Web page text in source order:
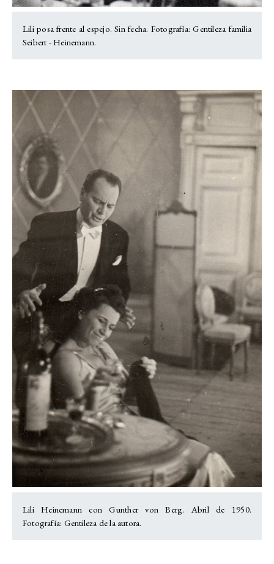
Lili posa frente al espejo. Sin fecha. Fotografía: Gentileza familia
Seibert - Heinemann.
Lili Heinemann con Gunther von Berg. Abril de 1950.
Fotografía: Gentileza de la autora.